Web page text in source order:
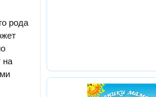
рода
на